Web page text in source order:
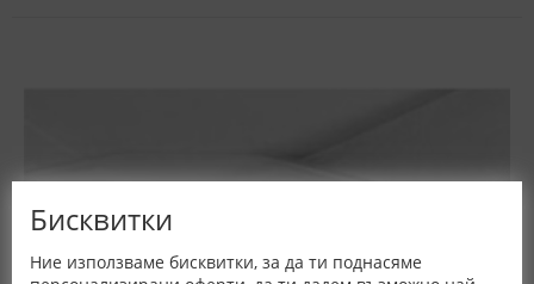
Бисквитки
Ние използваме бисквитки, за да ти поднасяме